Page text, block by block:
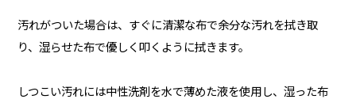
汚れがついた場合は、すぐに清潔な布で余分な汚れを拭き取
り、湿らせた布で優しく叩くように拭きます。
しつこい汚れには中性洗剤を水で薄めた液を使用し、湿った布